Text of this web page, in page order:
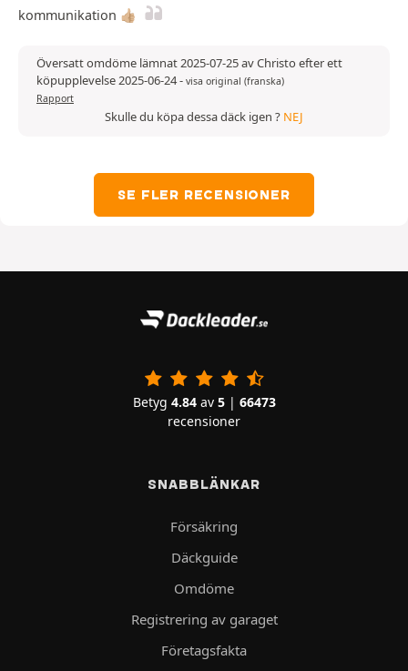
kommunikation 👍🏼
Översatt omdöme lämnat 2025-07-25 av Christo efter ett
köpupplevelse 2025-06-24- visa original (franska)
Rapport
Skulle du köpa dessa däck igen ? NEJ
SE FLER RECENSIONER
Betyg 4.84av 5| 66473
recensioner
SNABBLÄNKAR
Försäkring
Däckguide
Omdöme
Registrering av garaget
Företagsfakta